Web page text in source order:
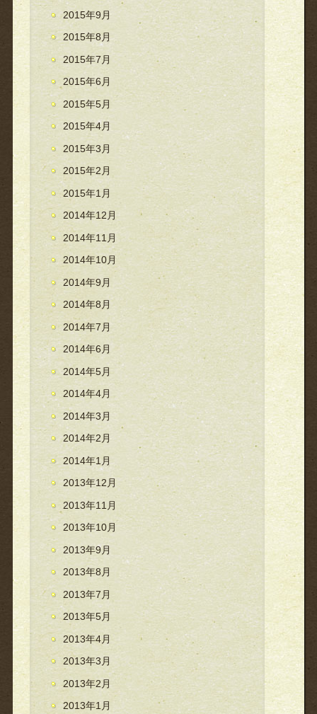
2015年9月
2015年8月
2015年7月
2015年6月
2015年5月
2015年4月
2015年3月
2015年2月
2015年1月
2014年12月
2014年11月
2014年10月
2014年9月
2014年8月
2014年7月
2014年6月
2014年5月
2014年4月
2014年3月
2014年2月
2014年1月
2013年12月
2013年11月
2013年10月
2013年9月
2013年8月
2013年7月
2013年5月
2013年4月
2013年3月
2013年2月
2013年1月